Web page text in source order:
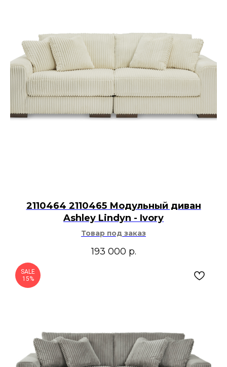
2110464 2110465 Модульный диван
Ashley Lindyn - Ivory
Товар под заказ
193 000 р.
SALE
15%